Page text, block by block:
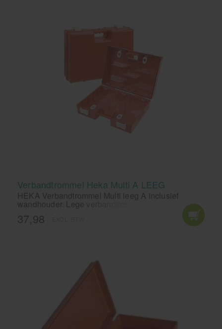
Verbandtrommel Heka Multi A LEEG
HEKA Verbandtrommel Multi leeg A inclusief
wandhouder. Lege verbandtrommel om zelf te
vullen met EHBO materialen.
37,98